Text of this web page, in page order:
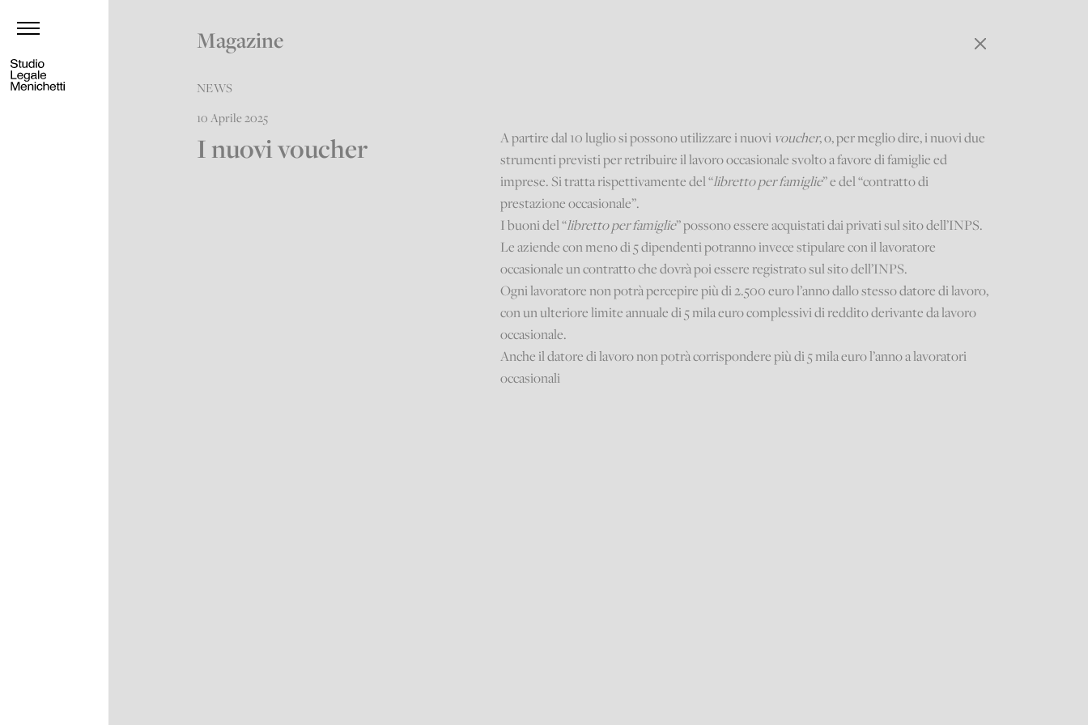
Magazine
NEWS
10 Aprile 2025
I nuovi voucher A partire dal 10 luglio si possono utilizzare i nuovi voucher, o, per meglio dire, i nuovi due
strumenti previsti per retribuire il lavoro occasionale svolto a favore di famiglie ed
imprese. Si tratta rispettivamente del “libretto per famiglie” e del “contratto di
prestazione occasionale”.
I buoni del “libretto per famiglie” possono essere acquistati dai privati sul sito dell’INPS.
Le aziende con meno di 5 dipendenti potranno invece stipulare con il lavoratore
occasionale un contratto che dovrà poi essere registrato sul sito dell’INPS.
Ogni lavoratore non potrà percepire più di 2.500 euro l’anno dallo stesso datore di lavoro,
con un ulteriore limite annuale di 5 mila euro complessivi di reddito derivante da lavoro
occasionale.
Anche il datore di lavoro non potrà corrispondere più di 5 mila euro l’anno a lavoratori
occasionali